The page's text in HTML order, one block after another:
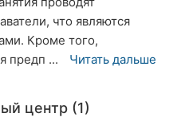
что являются
Кроме того,
предп ...
Читать дальше
центр (1)